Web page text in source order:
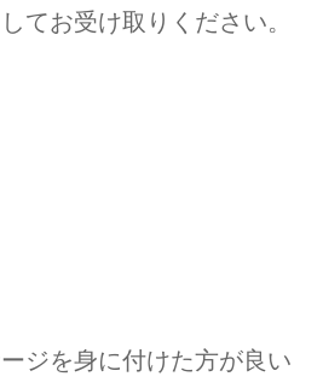
てお受け取りください。
ジを身に付けた方が良い